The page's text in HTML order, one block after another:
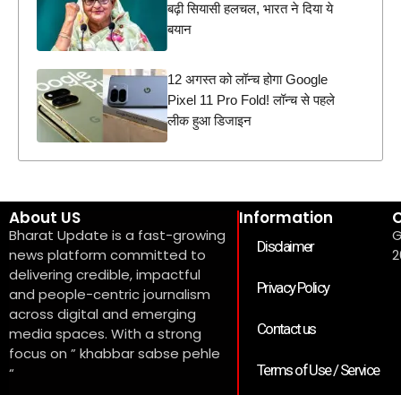
बढ़ी सियासी हलचल, भारत ने दिया ये
बयान
12 अगस्त को लॉन्च होगा Google
Pixel 11 Pro Fold! लॉन्च से पहले
लीक हुआ डिजाइन
About US
Bharat Update is a fast-growing
news platform committed to
delivering credible, impactful
and people-centric journalism
across digital and emerging
media spaces. With a strong
focus on ” khabbar sabse pehle
“
Information
Disclaimer
Privacy Policy
Contact us
Terms of Use / Service